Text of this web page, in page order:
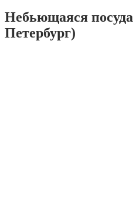
Небьющаяся
Петербург)